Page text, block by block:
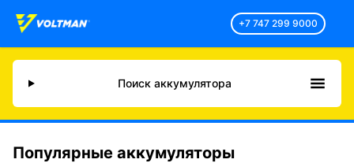
+7 747 299 9000
Поиск аккумулятора
Популярные аккумуляторы